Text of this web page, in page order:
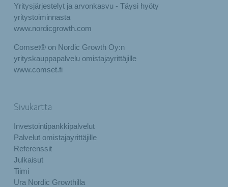
Yritysjärjestelyt ja arvonkasvu - Täysi hyöty
yritystoiminnasta
www.nordicgrowth.com
Comset® on Nordic Growth Oy:n
yrityskauppapalvelu omistajayrittäjille
www.comset.fi
Sivukartta
Investointipankkipalvelut
Palvelut omistajayrittäjille
Referenssit
Julkaisut
Tiimi
Ura Nordic Growthilla